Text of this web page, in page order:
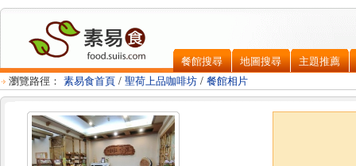
餐館搜尋 地圖搜尋
主題推薦
瀏覽路徑： 素易食首頁 / 聖荷上品咖啡坊 / 餐館相片